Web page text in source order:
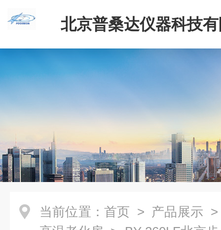
北京普桑达仪器科技
当前位置： 首页 > 产品展示